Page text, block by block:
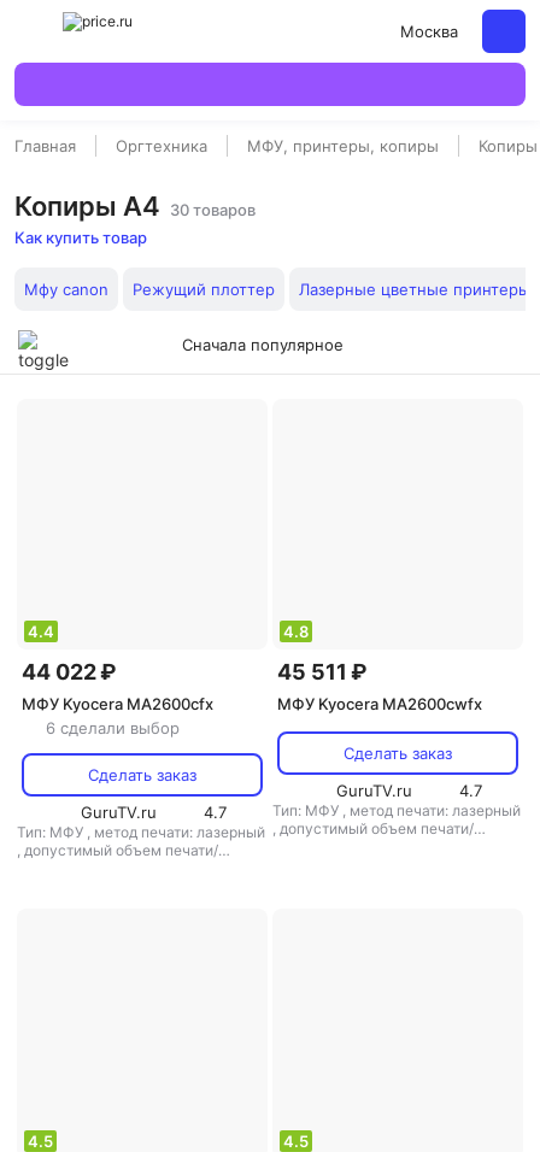
Москва
Главная Оргтехника МФУ, принтеры, копиры
Копиры А4
30 товаров
Как купить товар
Мфу canon Режущий плоттер Лазерные цветные принтеры
Сначала популярное
4.4
44 022 ₽
МФУ Kyocera MA2600cfx
6 сделали выбор
Сделать заказ
GuruTV.ru
4.7
Тип: МФУ , метод печати: лазерный
, допустимый объем печати/
4.8
45 511 ₽
МФУ Kyocera MA2600cwfx
Сделать заказ
GuruTV.ru
4.7
Тип: МФУ , метод печати: лазерный
, допустимый объем печати/
4.5 4.5